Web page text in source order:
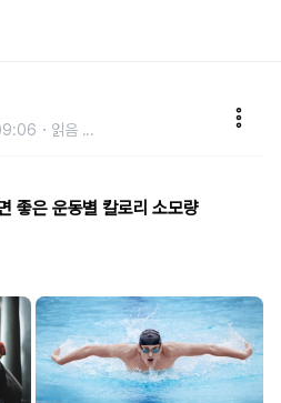
읽음 ...
좋은 운동별 칼로리 소모량